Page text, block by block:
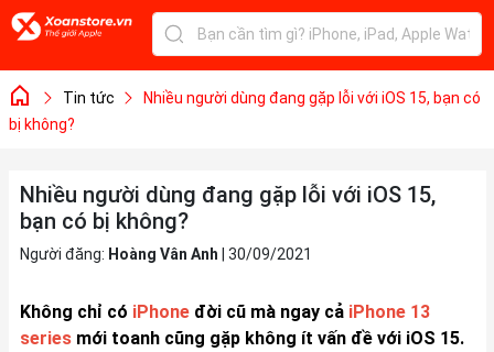
Tin tức
Nhiều người dùng đang gặp lỗi với iOS 15, bạn có
bị không?
Nhiều người dùng đang gặp lỗi với iOS 15,
bạn có bị không?
Người đăng: Hoàng Vân Anh 30/09/2021
Không chỉ có iPhoneđời cũ mà ngay cả iPhone 13
seriesmới toanh cũng gặp không ít vấn đề với iOS 15.